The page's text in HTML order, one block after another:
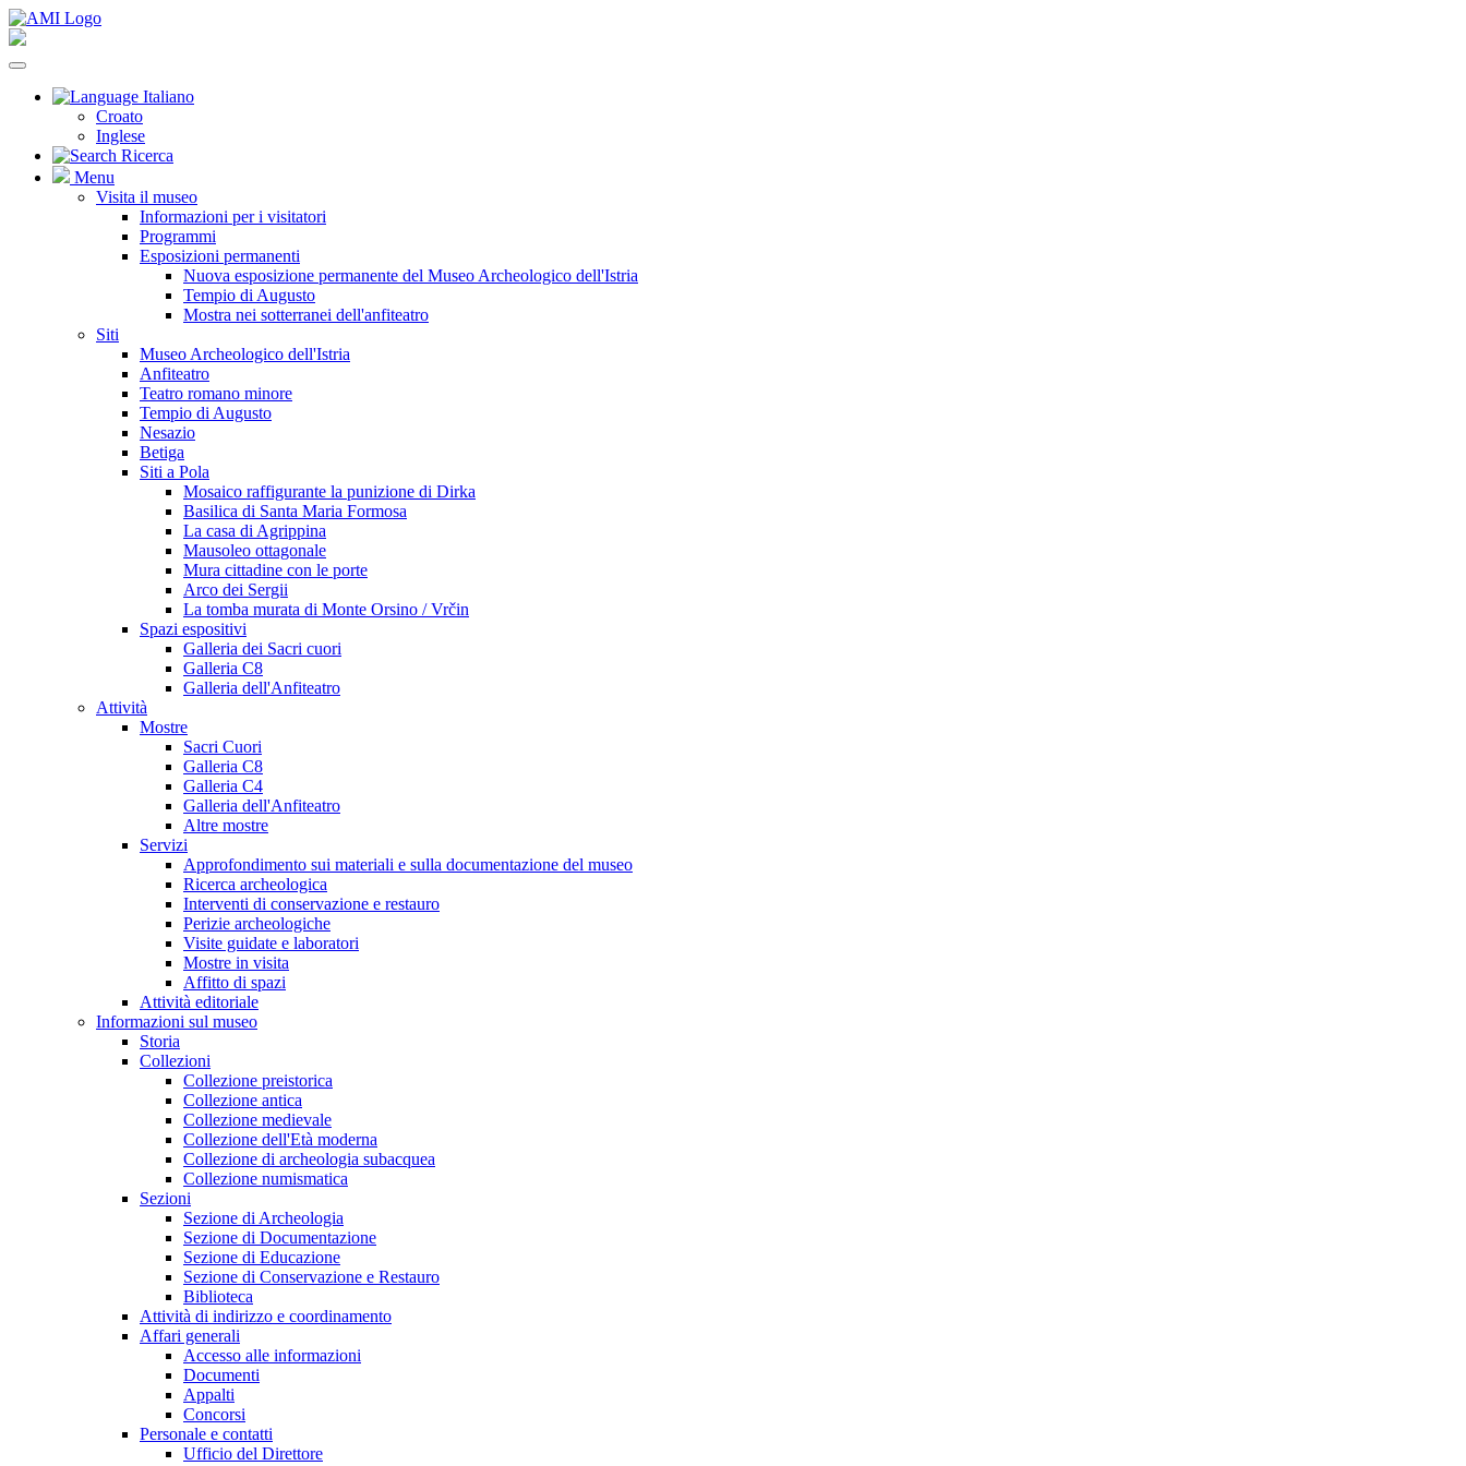
Italiano
Croato
Inglese
Ricerca
Menu
Visita il museo
Informazioni per i visitatori
Programmi
Esposizioni permanenti
Nuova esposizione permanente del Museo Archeologico dell'Istria
Tempio di Augusto
Mostra nei sotterranei dell'anfiteatro
Siti
Museo Archeologico dell'Istria
Anfiteatro
Teatro romano minore
Tempio di Augusto
Nesazio
Betiga
Siti a Pola
Mosaico raffigurante la punizione di Dirka
Basilica di Santa Maria Formosa
La casa di Agrippina
Mausoleo ottagonale
Mura cittadine con le porte
Arco dei Sergii
La tomba murata di Monte Orsino / Vrčin
Spazi espositivi
Galleria dei Sacri cuori
Galleria C8
Galleria dell'Anfiteatro
Attività
Mostre
Sacri Cuori
Galleria C8
Galleria C4
Galleria dell'Anfiteatro
Altre mostre
Servizi
Approfondimento sui materiali e sulla documentazione del museo
Ricerca archeologica
Interventi di conservazione e restauro
Perizie archeologiche
Visite guidate e laboratori
Mostre in visita
Affitto di spazi
Attività editoriale
Informazioni sul museo
Storia
Collezioni
Collezione preistorica
Collezione antica
Collezione medievale
Collezione dell'Età moderna
Collezione di archeologia subacquea
Collezione numismatica
Sezioni
Sezione di Archeologia
Sezione di Documentazione
Sezione di Educazione
Sezione di Conservazione e Restauro
Biblioteca
Attività di indirizzo e coordinamento
Affari generali
Accesso alle informazioni
Documenti
Appalti
Concorsi
Personale e contatti
Ufficio del Direttore